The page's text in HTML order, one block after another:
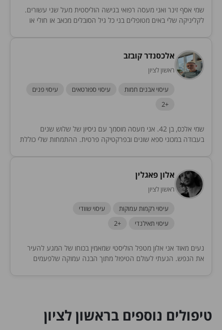
שמי אסף זינר ואני מעסה רפואי בגישה הוליסטית מעל שני עשורים.
לקליניקה שלי באים מטופלים בני כל גיל הסובלים מכאב או חולי או
אלכסנדר קובזב
ראשון לציון
עיסוי אבנים חמות עיסוי ספורטאים
עיסוי פנים
+2
שמי אלכס, בן 42. אני מעסה מוסמך עם ניסיון של שלוש שנים
בעבודה במכוני ספא שונים ובפרקטיקה פרטית. ההתמחות שלי כוללת
אלון פאגלין
ראשון לציון
עיסוי רקמות עמוקות
עיסוי שוודי
עיסוי תאילנדי
+2
נעים מאוד אני אלון מטפל הוליסטי שמאמין בכוחו של המגע להעיר
את הנפש. הגעתי לעולם הטיפול מתוך הבנה עמוקה שלפעמים
טיפולים נוספים בראשון לציון